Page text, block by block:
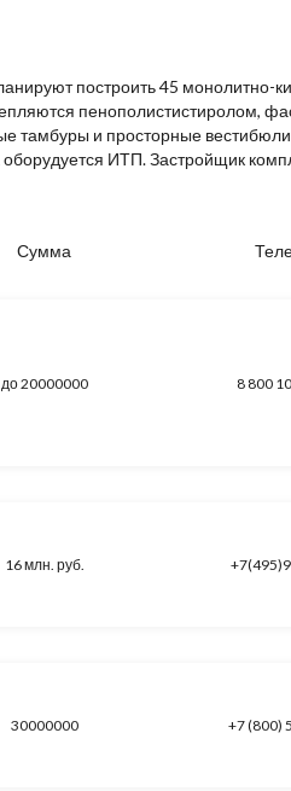
построить 45 монолитно-
пенополистистиролом,
тамбуры и просторные
ИТП. Застройщик
Сумма
до 20000000 8 800
16 млн. руб.
30000000 +7 (800)